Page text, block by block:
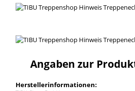
Angaben zur
Herstellerinformationen: